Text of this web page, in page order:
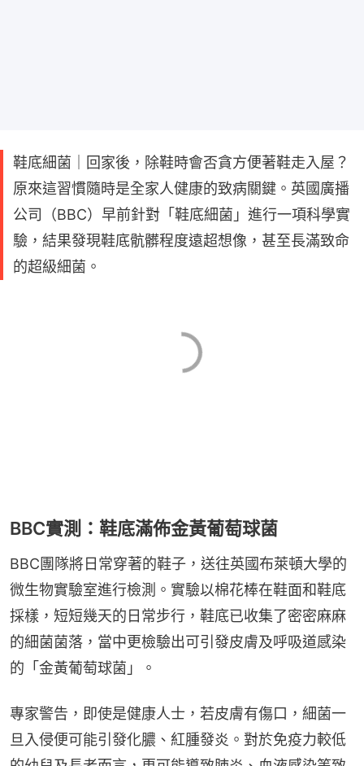
鞋底細菌｜回家後，除鞋時會否貪方便著鞋走入屋？
原來這習慣隨時是全家人健康的致病關鍵。英國廣播
公司（BBC）早前針對「鞋底細菌」進行一項科學實
驗，結果發現鞋底骯髒程度遠超想像，甚至長滿致命
的超級細菌。
BBC實測：鞋底滿佈金黃葡萄球菌
BBC團隊將日常穿著的鞋子，送往英國布萊頓大學的
微生物實驗室進行檢測。實驗以棉花棒在鞋面和鞋底
採樣，短短幾天的日常步行，鞋底已收集了密密麻麻
的細菌菌落，當中更檢驗出可引發皮膚及呼吸道感染
的「金黃葡萄球菌」。
專家警告，即使是健康人士，若皮膚有傷口，細菌一
旦入侵便可能引發化膿、紅腫發炎。對於免疫力較低